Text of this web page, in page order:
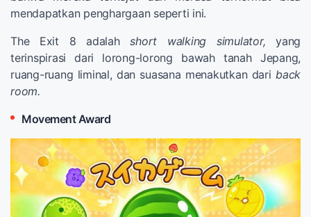
mendapatkan penghargaan seperti ini.
The Exit 8 adalahshort walking simulator, yang
terinspirasi dari lorong-lorong bawah tanah Jepang,
ruang-ruang liminal, dan suasana menakutkan dari back
room.
Movement Award